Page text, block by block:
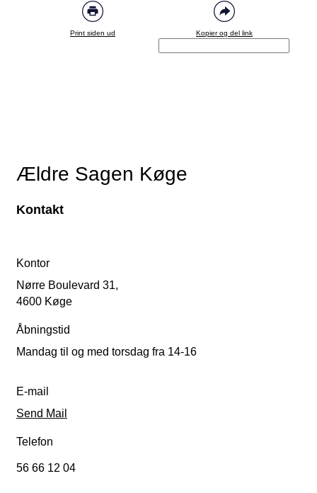
Print siden ud Kopier og del link
Ældre Sagen Køge
Kontakt
Kontor
Nørre Boulevard 31,
4600 Køge
Åbningstid
Mandag til og med torsdag fra 14-16
E-mail
Send Mail
Telefon
56 66 12 04